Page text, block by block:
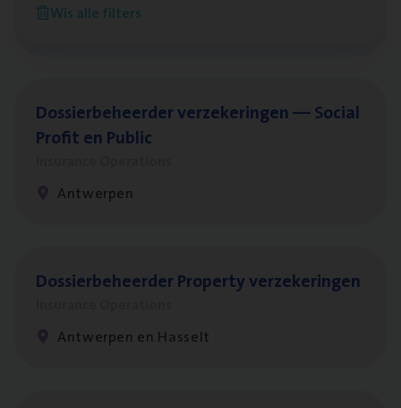
Wis alle filters
Antwerpen
Dos­sier­be­heer­der ver­ze­ke­rin­gen — Soci­al
Pro­fit en Public
Antwerpen
Dos­sier­be­heer­der Pro­per­ty verzekeringen
Antwerpen en Hasselt